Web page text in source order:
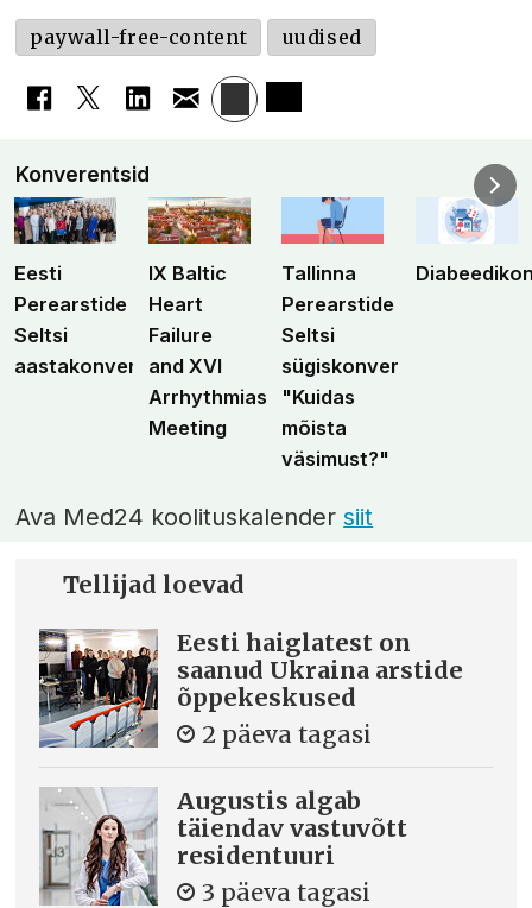
paywall-free-content uudised
Konverentsid
Eesti
Perearstide
Seltsi
aastakonverents
IX Baltic
Heart
Failure
and XVI
Arrhythmias
Meeting
Tallinna
Perearstide
Seltsi
sügiskonverents
"Kuidas
mõista
väsimust?"
Ava Med24 koolituskalendersiit
Tellijad loevad
Eesti haiglatest on
saanud Ukraina arstide
õppekeskused
2 päeva tagasi
Augustis algab
täiendav vastuvõtt
residentuuri
3 päeva tagasi